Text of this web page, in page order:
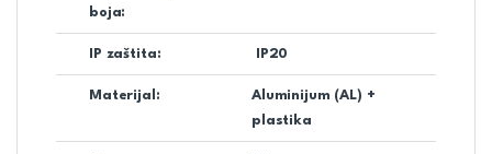
boja:
IP zaštita: IP20
Materijal:
Aluminijum (AL) +
plastika